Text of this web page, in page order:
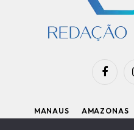
MANAUS AMAZONAS